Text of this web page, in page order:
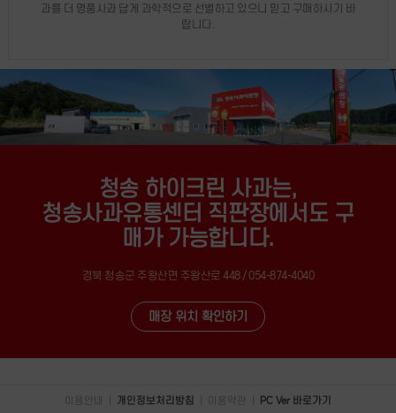
과를 더 명품사과 답게 과학적으로 선별하고 있으니 믿고 구매하시기 바
랍니다.
청송 하이크린 사과는,
청송사과유통센터 직판장에서도 구
매가 가능합니다.
경북 청송군 주왕산면 주왕산로 448 / 054-874-4040
매장 위치 확인하기
이용안내 개인정보처리방침 이용약관 PC Ver 바로가기